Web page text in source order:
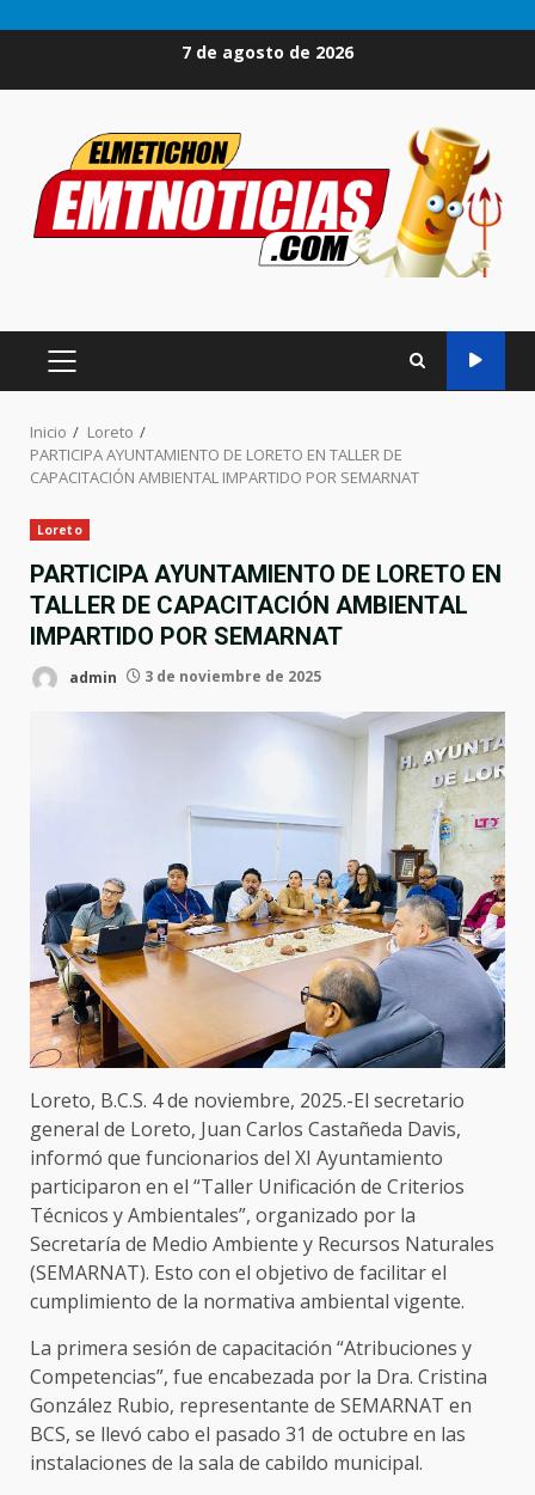
7 de agosto de 2026
MENÚ
PRINCIPAL
Inicio
Loreto
PARTICIPA AYUNTAMIENTO DE LORETO EN TALLER DE
CAPACITACIÓN AMBIENTAL IMPARTIDO POR SEMARNAT
Loreto
PARTICIPA AYUNTAMIENTO DE LORETO EN
TALLER DE CAPACITACIÓN AMBIENTAL
IMPARTIDO POR SEMARNAT
admin 3 de noviembre de 2025
Loreto, B.C.S. 4 de noviembre, 2025.-El secretario
general de Loreto, Juan Carlos Castañeda Davis,
informó que funcionarios del XI Ayuntamiento
participaron en el “Taller Unificación de Criterios
Técnicos y Ambientales”, organizado por la
Secretaría de Medio Ambiente y Recursos Naturales
(SEMARNAT). Esto con el objetivo de facilitar el
cumplimiento de la normativa ambiental vigente.
La primera sesión de capacitación “Atribuciones y
Competencias”, fue encabezada por la Dra. Cristina
González Rubio, representante de SEMARNAT en
BCS, se llevó cabo el pasado 31 de octubre en las
instalaciones de la sala de cabildo municipal.